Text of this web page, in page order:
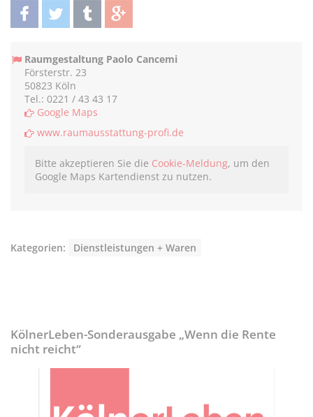
Raumgestaltung Paolo Cancemi
Försterstr. 23
50823 Köln
Tel.: 0221 / 43 43 17
Google Maps
www.raumausstattung-profi.de
Bitte akzeptieren Sie die Cookie-Meldung, um den
Google Maps Kartendienst zu nutzen.
Kategorien: Dienstleistungen + Waren
KölnerLeben-Sonderausgabe „Wenn die Rente
nicht reicht“